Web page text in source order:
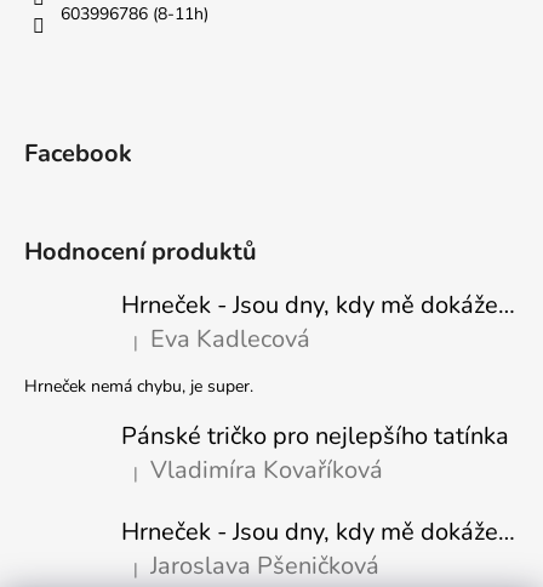
603996786 (8-11h)
Facebook
Hodnocení produktů
Hrneček - Jsou dny, kdy mě dokáže nasrat i vzduch - Sova
Hodnocení produktu je 5 z 5 hvězdiček.
| Eva Kadlecová
Hrneček nemá chybu, je super.
Pánské tričko pro nejlepšího tatínka
Hodnocení produktu je 5 z 5 hvězdiček.
| Vladimíra Kovaříková
Hrneček - Jsou dny, kdy mě dokáže nasrat i vzduch-naštvaný pejsek
Hodnocení produktu je 5 z 5 hvězdiček.
| Jaroslava Pšeničková